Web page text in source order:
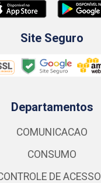
Site Seguro
Departamentos
COMUNICACAO
CONSUMO
DE